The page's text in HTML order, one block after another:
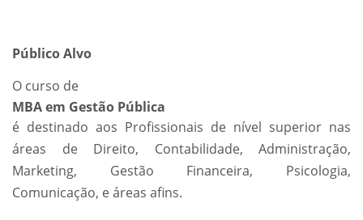
Público Alvo
O curso de
MBA em Gestão Pública
é destinado aos Profissionais de nível superior nas
áreas de Direito, Contabilidade, Administração,
Marketing, Gestão Financeira, Psicologia,
Comunicação, e áreas afins.